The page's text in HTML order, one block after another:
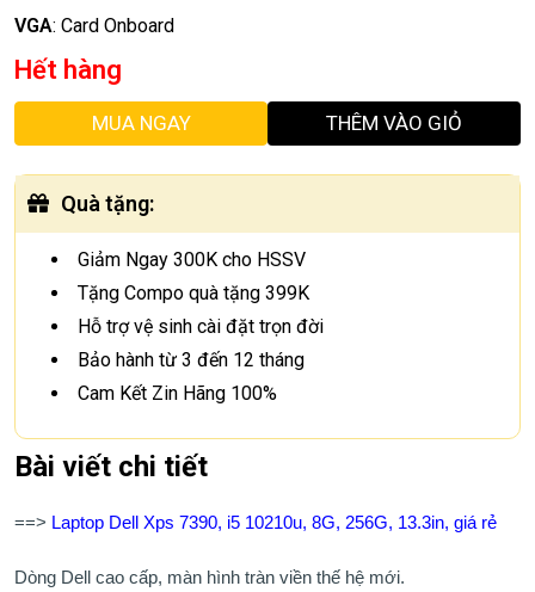
VGA: Card Onboard
Hết hàng
MUA NGAY THÊM VÀO GIỎ
Quà tặng:
Giảm Ngay 300K cho HSSV
Tặng Compo quà tặng 399K
Hỗ trợ vệ sinh cài đặt trọn đời
Bảo hành từ 3 đến 12 tháng
Cam Kết Zin Hãng 100%
Bài viết chi tiết
==> Laptop Dell Xps 7390, i5 10210u, 8G, 256G, 13.3in, giá rẻ
Dòng Dell cao cấp, màn hình tràn viền thế hệ mới.